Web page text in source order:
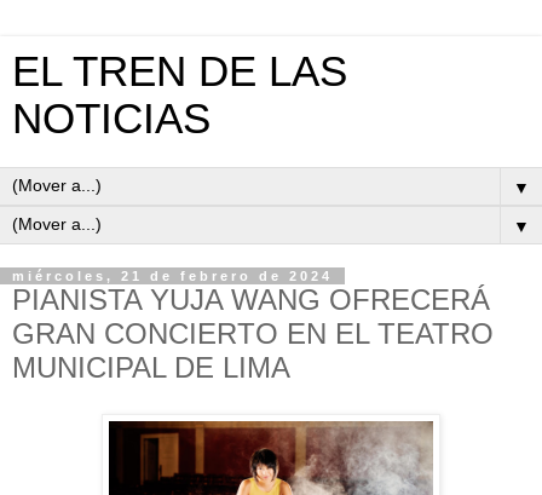
EL TREN DE LAS
NOTICIAS
▼
▼
miércoles, 21 de febrero de 2024
PIANISTA YUJA WANG OFRECERÁ
GRAN CONCIERTO EN EL TEATRO
MUNICIPAL DE LIMA